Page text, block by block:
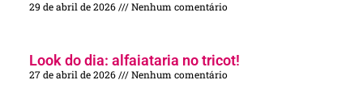
29 de abril de 2026 Nenhum comentário
Look do dia: alfaiataria no tricot!
27 de abril de 2026 Nenhum comentário